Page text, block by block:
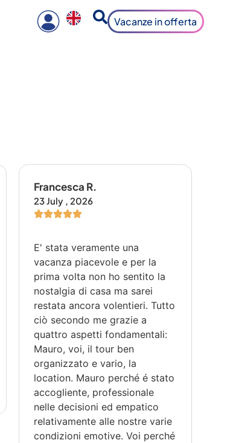
Vacanze in offerta
Francesca R.
23 July , 2026
E' stata veramente una
vacanza piacevole e per la
prima volta non ho sentito la
nostalgia di casa ma sarei
restata ancora volentieri. Tutto
ciò secondo me grazie a
quattro aspetti fondamentali:
Mauro, voi, il tour ben
organizzato e vario, la
location. Mauro perché é stato
accogliente, professionale
nelle decisioni ed empatico
relativamente alle nostre varie
condizioni emotive. Voi perché